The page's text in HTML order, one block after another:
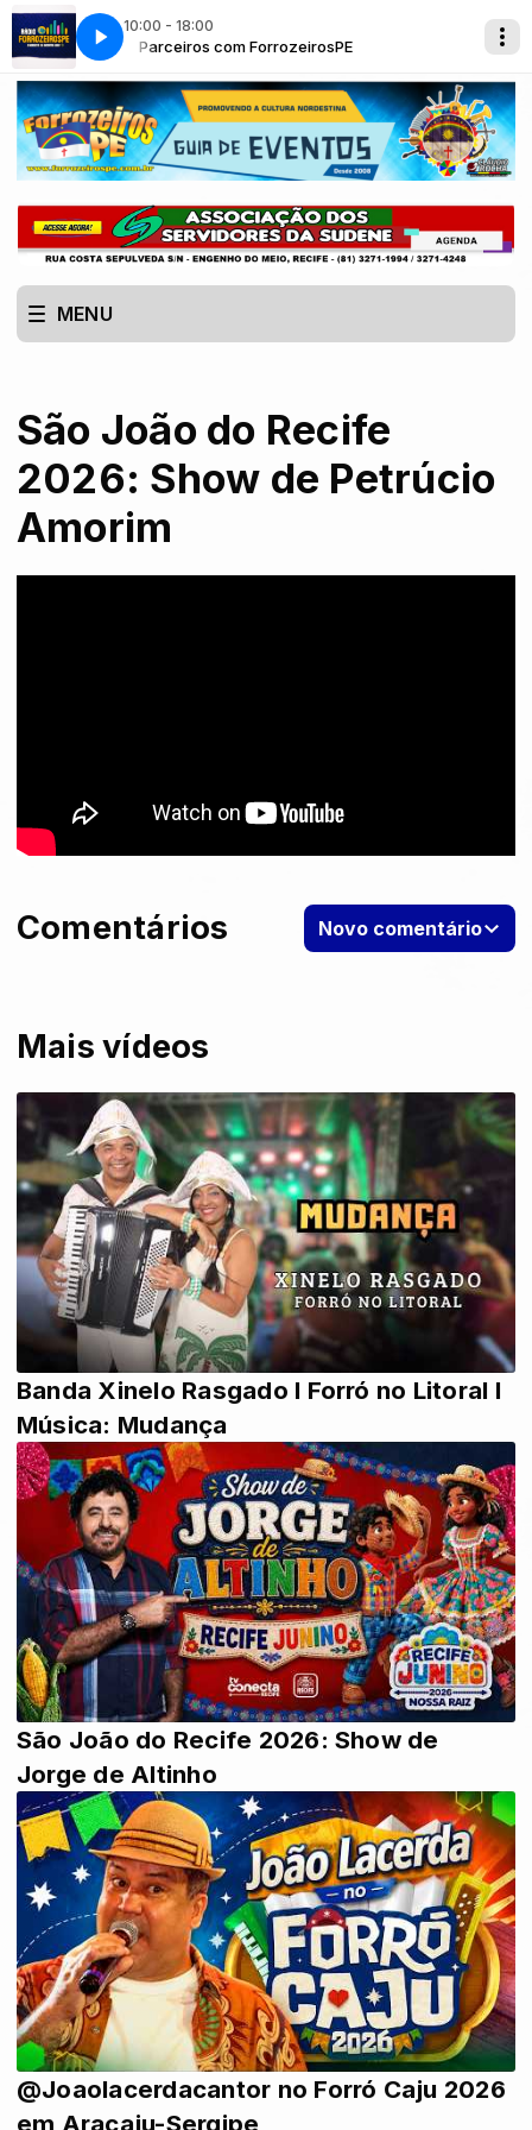
10:00 - 18:00
Parceiros com ForrozeirosPE
XINELO RASGADO - FORRÓ SACOLEJADO
MENU
São João do Recife
2026: Show de Petrúcio
Amorim
Mais vídeos
Banda Xinelo Rasgado l Forró no Litoral l
Música: Mudança
São João do Recife 2026: Show de
Jorge de Altinho
@Joaolacerdacantor no Forró Caju 2026
em Aracaju-Sergipe
Comentários Novo comentário